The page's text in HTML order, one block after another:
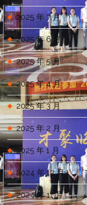
2025 年 7 月
2025 年 6 月
2025 年 5 月
2025 年 4 月
2025 年 3 月
2025 年 2 月
2025 年 1 月
2024 年 12 月
2024 年 11 月